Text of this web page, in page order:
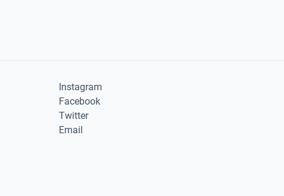
Instagram
Facebook
Twitter
Email